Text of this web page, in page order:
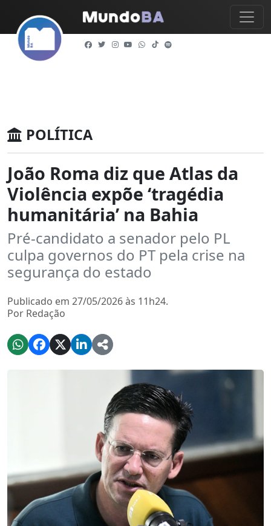
POLÍTICA
João Roma diz que Atlas da
Violência expõe ‘tragédia
humanitária’ na Bahia
Pré-candidato a senador pelo PL
culpa governos do PT pela crise na
segurança do estado
Publicado em 27/05/2026 às 11h24.
Por Redação